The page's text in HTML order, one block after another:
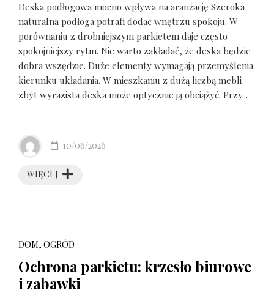
Deska podłogowa mocno wpływa na aranżację Szeroka
naturalna podłoga potrafi dodać wnętrzu spokoju. W
porównaniu z drobniejszym parkietem daje często
spokojniejszy rytm. Nie warto zakładać, że deska będzie
dobra wszędzie. Duże elementy wymagają przemyślenia
kierunku układania. W mieszkaniu z dużą liczbą mebli
zbyt wyrazista deska może optycznie ją obciążyć. Przy...
WIĘCEJ
10/06/2026
DOM, OGRÓD
Ochrona parkietu: krzesło biurowe
i zabawki